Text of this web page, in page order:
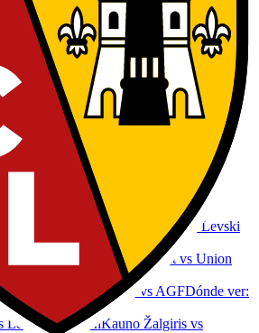
HSC Calendario y dónde ver · Montpellier
la jornada con canal y horario.
· 18:00h
ver: canal y horario
League · 17:00hKairat vs Levski
y horario
· 17:00h Kairat Almaty vs Levski
y horario
· 18:00h
Bodø / Glimt vs Union
ver: canal y horario
· 18:00h Sabah vs AGFDónde ver:
· 19:00hKauno Žalgiris vs